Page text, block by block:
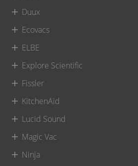
Duux
Ecovacs
ELBE
Explore Scientific
Fissler
KitchenAid
Lucid Sound
Magic Vac
Ninja